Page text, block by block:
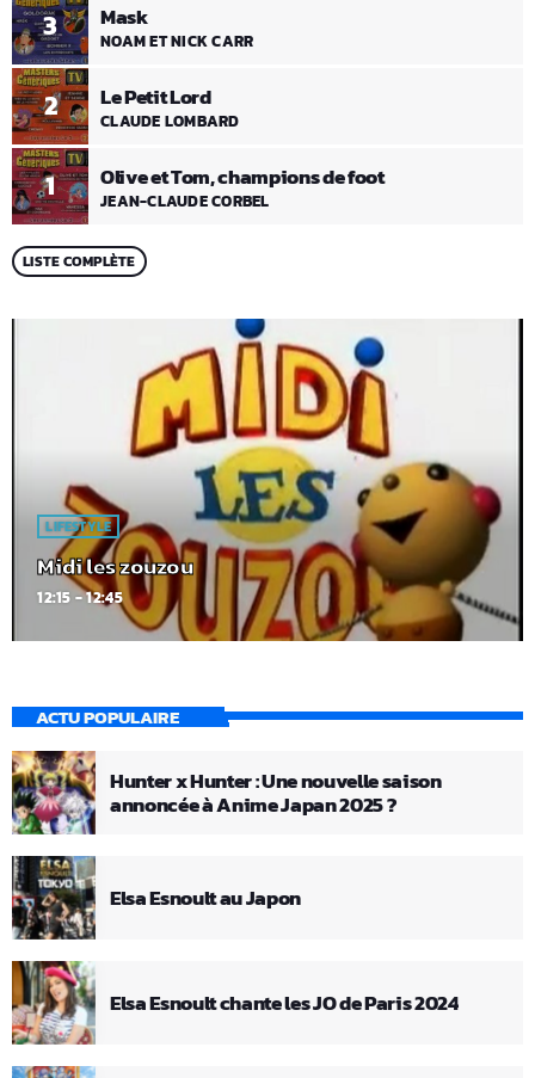
1 Olive et Tom, champions de foot
JEAN-CLAUDE CORBEL
2 Le Petit Lord
CLAUDE LOMBARD
3 Mask
NOAM ET NICK CARR
LISTE COMPLÈTE
LIFESTYLE
Midi les zouzou
12:15 - 12:45
ACTU POPULAIRE
Hunter x Hunter : Une nouvelle saison
annoncée à Anime Japan 2025 ?
Elsa Esnoult au Japon
Elsa Esnoult chante les JO de Paris 2024